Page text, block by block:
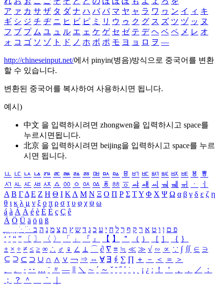
ア ァ カ サ ザ タ ダ ナ ハ バ パ マ ヤ ャ ラ ワ ヮ ン イ ィ キ
ギ シ ジ チ ヂ ニ ヒ ビ ピ ミ リ ウ ゥ ク グ ス ズ ツ ヅ ッ ヌ
フ ブ プ ム ユ ュ ル エ ェ ケ ゲ セ ゼ テ デ ヘ ベ ペ メ レ オ
ォ コ ゴ ソ ゾ ト ド ノ ホ ボ ポ モ ヨ ョ ロ ヲ ―
http://chineseinput.net/에서 pinyin(병음)방식으로 중국어를 변환
할 수 있습니다.
변환된 중국어를 복사하여 사용하시면 됩니다.
예시)
中文 을 입력하시려면 zhongwen을 입력하시고 space를
누르시면됩니다.
北京 을 입력하시려면 beijing을 입력하시고 space를 누르
시면 됩니다.
ㅥ ㅦ ㅧ ㅨ ㅩ ㅪ ㅫ ㅬ ㅭ ㅮ ㅯ ㅰ ㅱ ㅲ ㅳ ㅴ ㅵ ㅶ ㅷ ㅸ
ㅹ
ㅺ ㅻ ㅼ ㅽ ㅾ ㅿ ㆀ ㆁ ㆂ ㆃ ㆄ ㆅ ㆆ ㆇ ㆈ ㆉ ㆊ ㆋ ㆌ ㆍ
ㆎ
Α Β ΓΔ Ε Ζ Η Θ Ι ΚΛ Μ Ν Ξ Ο Π Ρ Σ ΤΥ Φ Χ Ψ Ω α β γ δ ε ζ η
θ ι κ λ μ ν ξ ο π ρ σ τ υ φ χ ψ ω
á à Á À é è É È ç Ç ê
Ä Ö Ü ä ö ü ß
ִֶֹ ֻּ ׁׂ פ ם ן ו ט א ר ק ף ך ל ח י ע כ ג ד ש ץ ת צ מ נ ה ב
‘ ’ “ ” 〔 〕 〈 〉 「 」 『 』 【 】 ＂ （ ） ［ ］ ｛ ｝
± × ÷ ≠ ≤ ≥ ∞ ∴ ♂ ♀ ∠ ⊥ ⌒ ∂ ∇ ≡ ≒ ≪ ≫ √ ∽ ∝ ∵ ∫ ∬ ∈ ∋
⊆ ⊇ ⊂ ⊃ ∪ ∩ ∧ ∨ ￢ ⇒ ⇔ ∀ ∃ ∮ ∑ ∏ ＋ － ＜ ＝
＞
、
。 · ‥ … ¨ 〃 ― ＼ ∼ ´ ～ ˇ ˘ ˝ ˚ ˙ ¸ ¡ ¿ ː ！ ＇ ， ． ／
：
；
？ ＾ ｀